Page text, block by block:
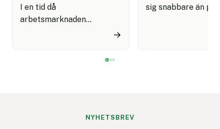
I en tid då
arbetsmarknaden
mångfald, inkludering och
Företag och verksamheter
→
sig snabbare än på
NYHETSBREV